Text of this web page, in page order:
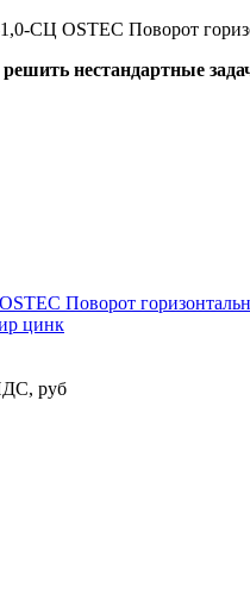
СЦ OSTEC Поворот
нестандартные
цинк
руб